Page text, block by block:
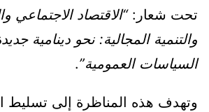
تحت شعار:“الاقتصاد الاجتماعي
والتنمية المجالية: نحو دينامية
السياسات العمومية”.
وتهدف هذه المناظرة إلى تسليط